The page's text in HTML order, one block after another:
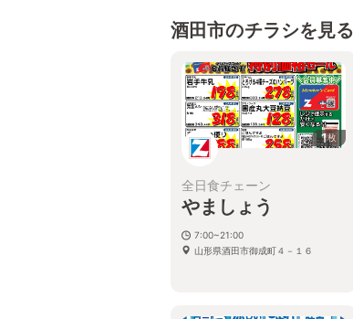
酒田市のチラシを見る
1枚
全日食チェーン
やましょう
7:00~21:00
山形県酒田市御成町４－１６